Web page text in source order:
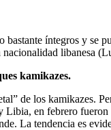
bastante íntegros y
libanesa
kamikazes.
de los kamikazes.
en febrero
La tendencia es